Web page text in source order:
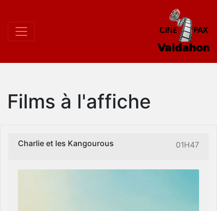
Films à l'affiche
Charlie et les Kangourous 01H47